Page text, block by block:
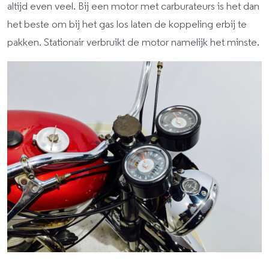
altijd even veel. Bij een motor met carburateurs is het dan
het beste om bij het gas los laten de koppeling erbij te
pakken. Stationair verbruikt de motor namelijk het minste.